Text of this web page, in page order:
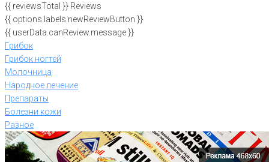
{{ reviewsTotal }} Reviews
{{ options.labels.newReviewButton }}
{{ userData.canReview.message }}
Грибок
Грибок ногтей
Молочница
Народное лечение
Препараты
Болезни кожи
Разное